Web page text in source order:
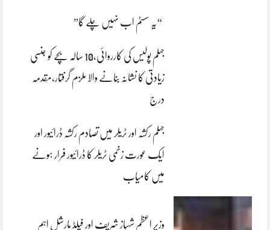
“یہ سسٹم اب نہیں چلے گا”
جہلم پولیس کی کارروائی،10 سالہ بچے کو جنسی
زیادتی کا نشانہ بنانے والا ملزم گرفتار،مقدمہ
درج
جہلم رکشہ اور ٹریلر میں تصادم رکشہ ڈرائیور اور
ایک عورت زخمی ٹریلر کا ڈرائیور فرار ہونے
میں کامیاب
وزیر اعظم شہباز شریف اور فیلڈ مارشل اہم